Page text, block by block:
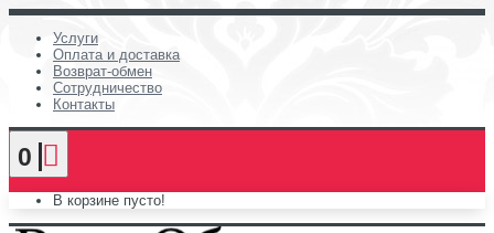
Услуги
Оплата и доставка
Возврат-обмен
Сотрудничество
Контакты
0
В корзине пусто!